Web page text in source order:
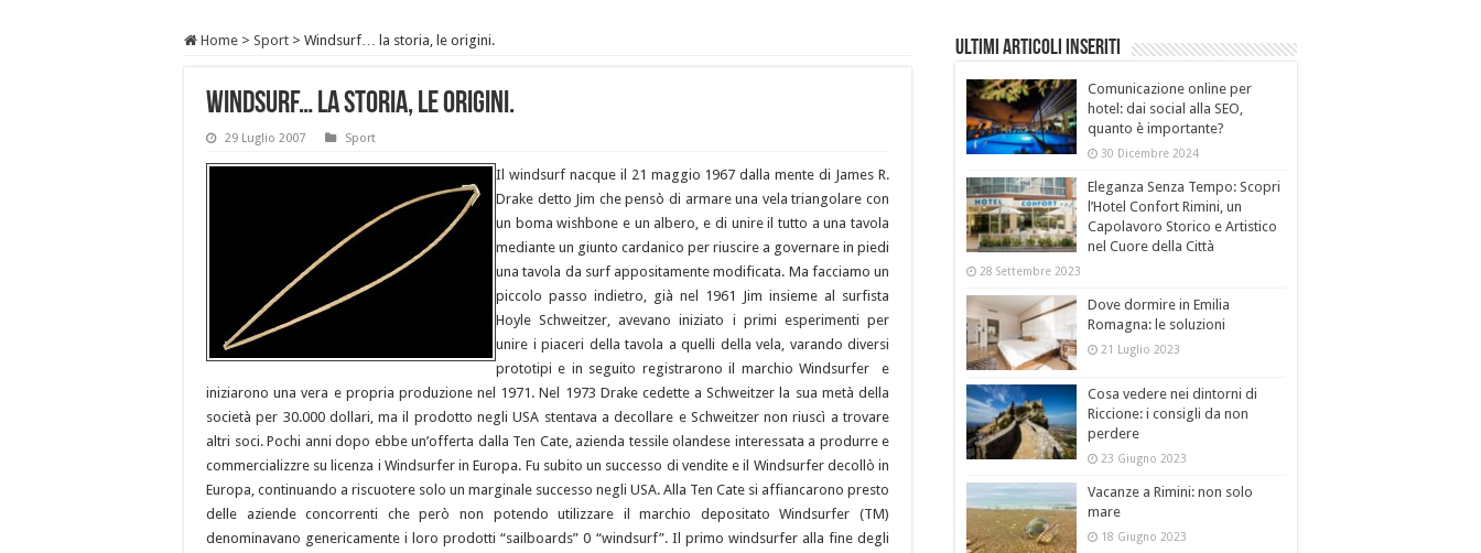
Home > Sport > Windsurf… la storia, le origini.
Windsurf… la storia, le origini.
29 Luglio 2007 Sport
Il windsurf nacque il 21 maggio 1967 dalla mente di James R.
Drake detto Jim che pensò di armare una vela triangolare con
un boma wishbone e un albero, e di unire il tutto a una tavola
mediante un giunto cardanico per riuscire a governare in piedi
una tavola da surf appositamente modificata. Ma facciamo un
piccolo passo indietro, già nel 1961 Jim insieme al surfista
Hoyle Schweitzer, avevano iniziato i primi esperimenti per
unire i piaceri della tavola a quelli della vela, varando diversi
prototipi e in seguito registrarono il marchio Windsurfer e
iniziarono una vera e propria produzione nel 1971. Nel 1973 Drake cedette a Schweitzer la sua metà della
società per 30.000 dollari, ma il prodotto negli USA stentava a decollare e Schweitzer non riuscì a trovare
altri soci. Pochi anni dopo ebbe un’offerta dalla Ten Cate, azienda tessile olandese interessata a produrre e
commercializzre su licenza i Windsurfer in Europa. Fu subito un successo di vendite e il Windsurfer decollò in
Europa, continuando a riscuotere solo un marginale successo negli USA. Alla Ten Cate si affiancarono presto
delle aziende concorrenti che però non potendo utilizzare il marchio depositato Windsurfer (TM)
denominavano genericamente i loro prodotti “sailboards” 0 “windsurf”. Il primo windsurfer alla fine degli
Ultimi Articoli Inseriti
Comunicazione online per
hotel: dai social alla SEO,
quanto è importante?
30 Dicembre 2024
Eleganza Senza Tempo: Scopri
l’Hotel Confort Rimini, un
Capolavoro Storico e Artistico
nel Cuore della Città
28 Settembre 2023
Dove dormire in Emilia
Romagna: le soluzioni
21 Luglio 2023
Cosa vedere nei dintorni di
Riccione: i consigli da non
perdere
23 Giugno 2023
Vacanze a Rimini: non solo
mare
18 Giugno 2023